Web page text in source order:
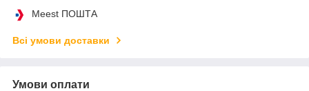
Meest ПОШТА
Всі умови доставки
Умови оплати